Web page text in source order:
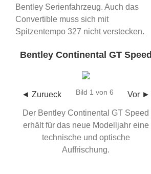
Bentley Serienfahrzeug. Auch das
Convertible muss sich mit
Spitzentempo 327 nicht verstecken.
Bentley Continental GT Speed
◄ Zurueck Vor ►
Bild 1 von 6
Der Bentley Continental GT Speed
erhält für das neue Modelljahr eine
technische und optische
Auffrischung.